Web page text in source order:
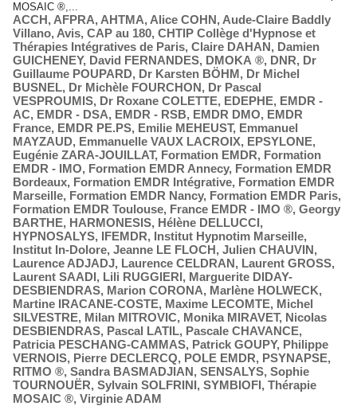
MOSAIC ®,...
ACCH, AFPRA, AHTMA, Alice COHN, Aude-Claire Baddly
Villano, Avis, CAP au 180, CHTIP Collège d'Hypnose et
Thérapies Intégratives de Paris, Claire DAHAN, Damien
GUICHENEY, David FERNANDES, DMOKA ®, DNR, Dr
Guillaume POUPARD, Dr Karsten BÖHM, Dr Michel
BUSNEL, Dr Michèle FOURCHON, Dr Pascal
VESPROUMIS, Dr Roxane COLETTE, EDEPHE, EMDR -
AC, EMDR - DSA, EMDR - RSB, EMDR DMO, EMDR
France, EMDR PE.PS, Emilie MEHEUST, Emmanuel
MAYZAUD, Emmanuelle VAUX LACROIX, EPSYLONE,
Eugénie ZARA-JOUILLAT, Formation EMDR, Formation
EMDR - IMO, Formation EMDR Annecy, Formation EMDR
Bordeaux, Formation EMDR Intégrative, Formation EMDR
Marseille, Formation EMDR Nancy, Formation EMDR Paris,
Formation EMDR Toulouse, France EMDR - IMO ®, Georgy
BARTHE, HARMONESIS, Hélène DELLUCCI,
HYPNOSALYS, IFEMDR, Institut Hypnotim Marseille,
Institut In-Dolore, Jeanne LE FLOCH, Julien CHAUVIN,
Laurence ADJADJ, Laurence CELDRAN, Laurent GROSS,
Laurent SAADI, Lili RUGGIERI, Marguerite DIDAY-
DESBIENDRAS, Marion CORONA, Marlène HOLWECK,
Martine IRACANE-COSTE, Maxime LECOMTE, Michel
SILVESTRE, Milan MITROVIC, Monika MIRAVET, Nicolas
DESBIENDRAS, Pascal LATIL, Pascale CHAVANCE,
Patricia PESCHANG-CAMMAS, Patrick GOUPY, Philippe
VERNOIS, Pierre DECLERCQ, POLE EMDR, PSYNAPSE,
RITMO ®, Sandra BASMADJIAN, SENSALYS, Sophie
TOURNOUËR, Sylvain SOLFRINI, SYMBIOFI, Thérapie
MOSAIC ®, Virginie ADAM